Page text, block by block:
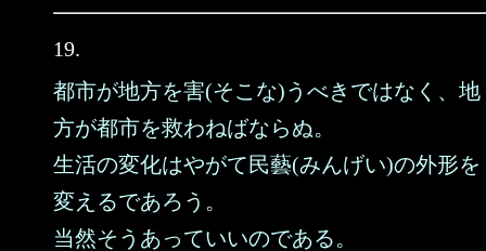
19.
都市が地方を害(そこな)うべきではなく、地
方が都市を救わねばならぬ。
生活の変化はやがて民藝(みんげい)の外形を
変えるであろう。
当然そうあっていいのである。